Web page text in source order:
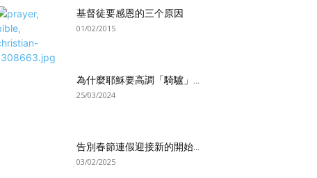
基督徒要感恩的三个原因
01/02/2015
為什麼耶穌要高調「騎驢」...
25/03/2024
告別春節連假迎接新的開始...
03/02/2025